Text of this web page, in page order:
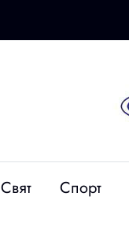
Свят Спорт